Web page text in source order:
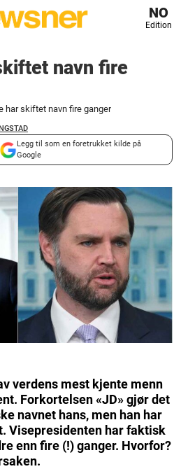
NO
Edition
navn fire
har skiftet navn fire ganger
Legg til som en foretrukket kilde på
Google
verdens mest kjente menn
Forkortelsen «JD» gjør det
navnet hans, men han har
Visepresidenten har faktisk
enn fire (!) ganger. Hvorfor?